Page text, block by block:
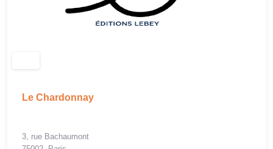
Le Chardonnay
3, rue Bachaumont